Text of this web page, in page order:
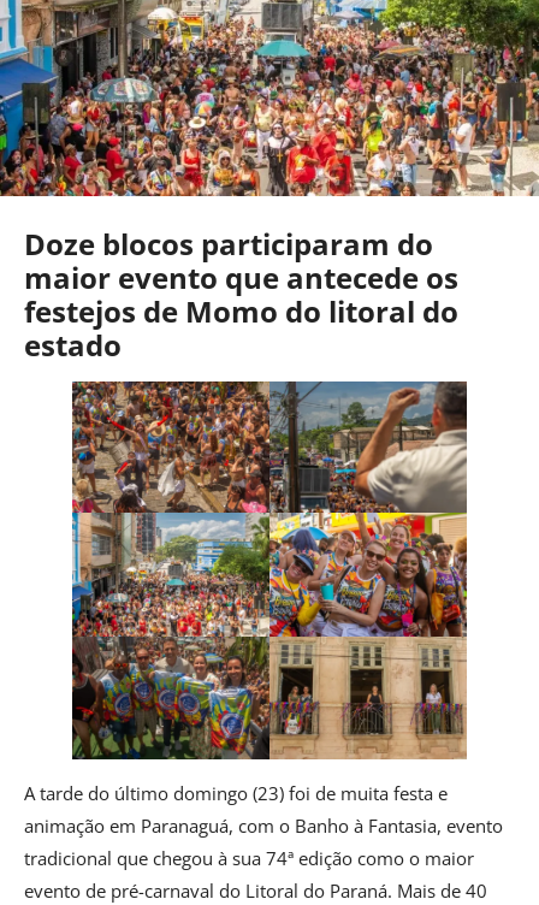
Doze blocos participaram do
maior evento que antecede os
festejos de Momo do litoral do
estado
A tarde do último domingo (23) foi de muita festa e
animação em Paranaguá, com o Banho à Fantasia, evento
tradicional que chegou à sua 74ª edição como o maior
evento de pré-carnaval do Litoral do Paraná. Mais de 40